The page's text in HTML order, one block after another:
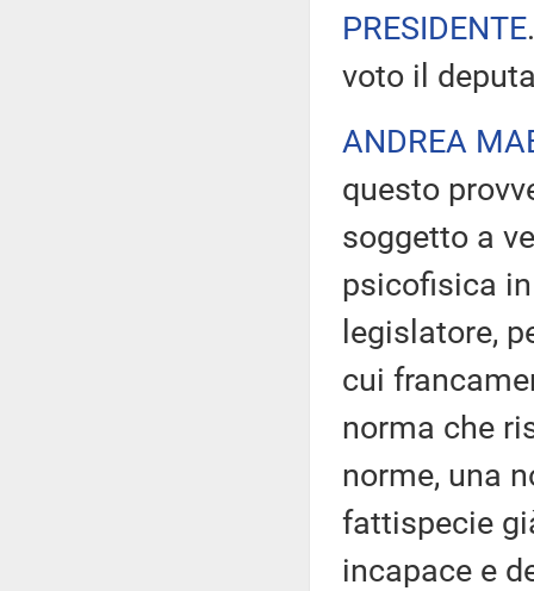
PRESIDENTE
voto il
ANDREA
questo
soggetto a
psicofisica
legislatore,
cui
norma che
norme, una
fattispecie
incapace e